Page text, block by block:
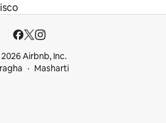
Airbnb, Inc.
Masharti